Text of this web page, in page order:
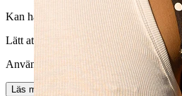
Kan hålla en hel livstid
Lätt att ta på/av
Användarvänlig
Läs mer